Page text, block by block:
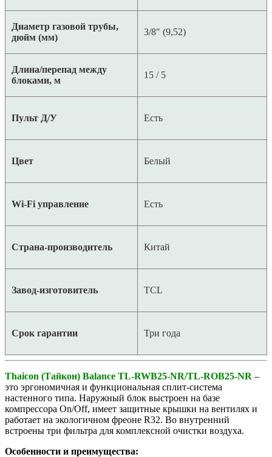
Диаметр газовой трубы,
дюйм (мм)
3/8" (9,52)
Длина/перепад между
блоками, м
15 / 5
Пульт Д/У Есть
Цвет Белый
Wi-Fi управление Есть
Страна-производитель Китай
Завод-изготовитель TCL
Срок гарантии Три года
Thaicon (Тайкон) Balance TL-RWB25-NR/TL-ROB25-NR –
это эргономичная и функциональная сплит-система
настенного типа. Наружный блок выстроен на базе
компрессора On/Off, имеет защитные крышки на вентилях и
работает на экологичном фреоне R32. Во внутренний
встроены три фильтра для комплексной очистки воздуха.
Особенности и преимущества: